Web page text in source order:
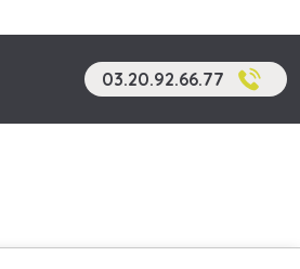
03.20.92.66.77